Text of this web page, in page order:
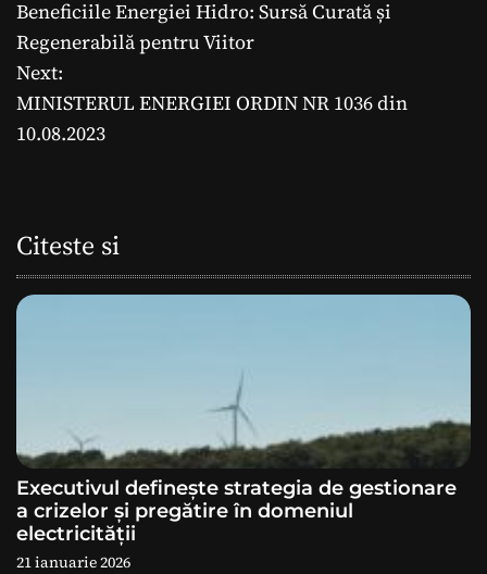
a
v
i
r
e
a
r
t
Beneficiile Energiei Hidro: Sursă Curată și
Regenerabilă pentru Viitor
Next:
MINISTERUL ENERGIEI ORDIN NR 1036 din
10.08.2023
Citeste si
Executivul definește strategia de gestionare
a crizelor și pregătire în domeniul
electricității
21 ianuarie 2026